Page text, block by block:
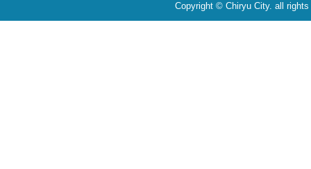
Copyright © Chiryu City. all rights